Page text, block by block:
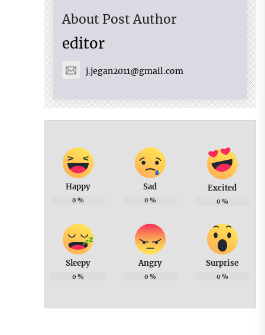
About Post Author
editor
j.jegan2011@gmail.com
Happy
0 %
Sad
0 %
Excited
0 %
Sleepy
0 %
Angry
0 %
Surprise
0 %